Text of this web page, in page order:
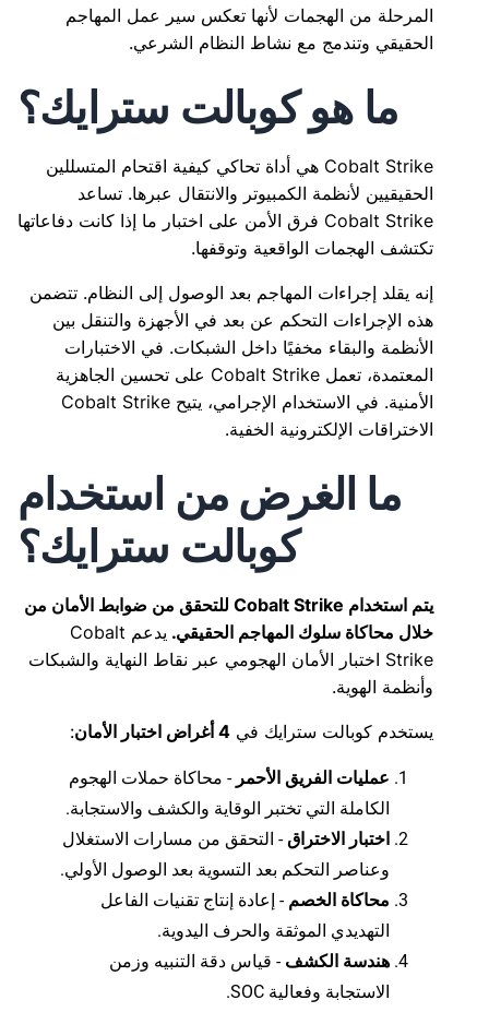
المرحلة من الهجمات لأنها تعكس سير عمل المهاجم
الحقيقي وتندمج مع نشاط النظام الشرعي.
ما هو كوبالت سترايك؟
Cobalt Strike هي أداة تحاكي كيفية اقتحام المتسللين
الحقيقيين لأنظمة الكمبيوتر والانتقال عبرها. تساعد
Cobalt Strike فرق الأمن على اختبار ما إذا كانت دفاعاتها
تكتشف الهجمات الواقعية وتوقفها.
إنه يقلد إجراءات المهاجم بعد الوصول إلى النظام. تتضمن
هذه الإجراءات التحكم عن بعد في الأجهزة والتنقل بين
الأنظمة والبقاء مخفيًا داخل الشبكات. في الاختبارات
المعتمدة، تعمل Cobalt Strike على تحسين الجاهزية
الأمنية. في الاستخدام الإجرامي، يتيح Cobalt Strike
الاختراقات الإلكترونية الخفية.
ما الغرض من استخدام
كوبالت سترايك؟
يتم استخدام Cobalt Strike للتحقق من ضوابط الأمان من
خلال محاكاة سلوك المهاجم الحقيقي.
يدعم Cobalt
Strike اختبار الأمان الهجومي عبر نقاط النهاية والشبكات
وأنظمة الهوية.
يستخدم كوبالت سترايك في 4 أغراض اختبار الأمان :
عمليات الفريق الأحمر - محاكاة حملات الهجوم
الكاملة التي تختبر الوقاية والكشف والاستجابة.
اختبار الاختراق - التحقق من مسارات الاستغلال
وعناصر التحكم بعد التسوية بعد الوصول الأولي.
محاكاة الخصم - إعادة إنتاج تقنيات الفاعل
التهديدي الموثقة والحرف اليدوية.
هندسة الكشف - قياس دقة التنبيه وزمن
الاستجابة وفعالية SOC.